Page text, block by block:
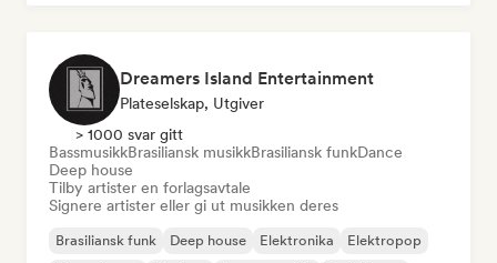
Dreamers Island Entertainment
Plateselskap, Utgiver
> 1000 svar gitt
BassmusikkBrasiliansk musikkBrasiliansk funkDance
Deep house
Tilby artister en forlagsavtale
Signere artister eller gi ut musikken deres
Brasiliansk funk Deep house Elektronika
Elektropop